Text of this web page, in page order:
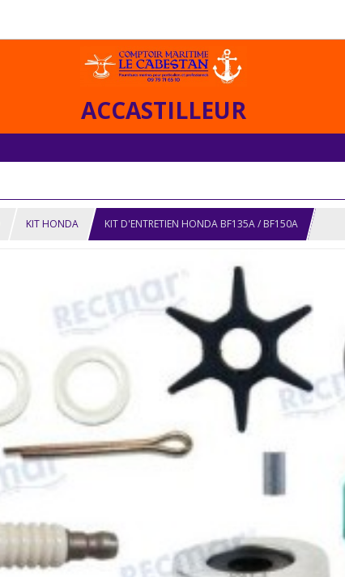
ACCASTILLEUR
KIT HONDA KIT D'ENTRETIEN HONDA BF135A / BF150A